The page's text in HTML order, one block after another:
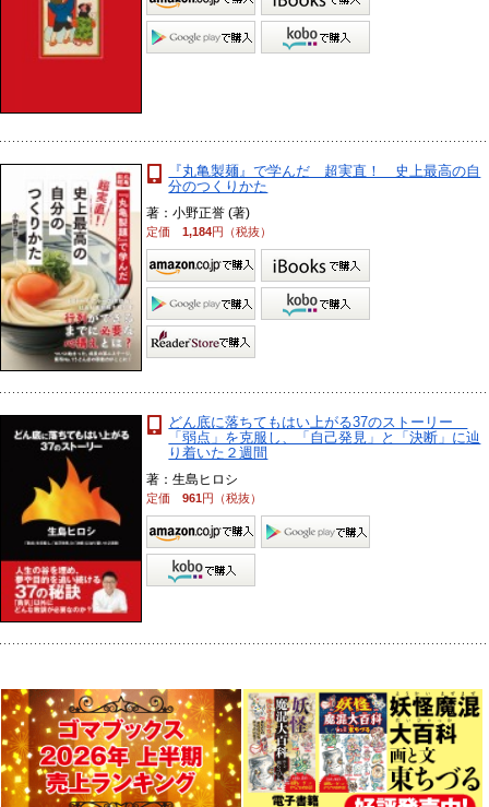
『丸亀製麺』で学んだ 超実直！ 史上最高の自
分のつくりかた
著：小野正誉 (著)
定価1,184円（税抜）
どん底に落ちてもはい上がる37のストーリー
「弱点」を克服し、「自己発見」と「決断」に辿
り着いた２週間
著：生島ヒロシ
定価961円（税抜）